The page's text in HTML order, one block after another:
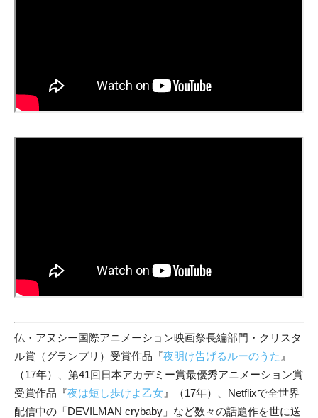
仏・アヌシー国際アニメーション映画祭長編部門・クリスタ
ル賞（グランプリ）受賞作品『夜明け告げるルーのうた 』
（17年）、第41回日本アカデミー賞最優秀アニメーション賞
受賞作品『夜は短し歩けよ乙女 』（17年）、Netflixで全世界
配信中の「DEVILMAN crybaby」など数々の話題作を世に送